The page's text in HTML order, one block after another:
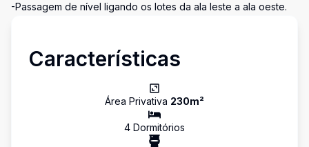
-Passagem de nível ligando os lotes da ala leste a ala oeste.
Características
Área Privativa 230m²
4 Dormitórios